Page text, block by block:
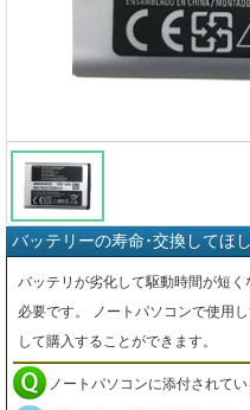
バッテリーの寿命･交換してほ
バッテリが劣化して駆動時間が短
必要です。 ノートパソコンで使用
して購入することができます。
ノートパソコンに添付されて